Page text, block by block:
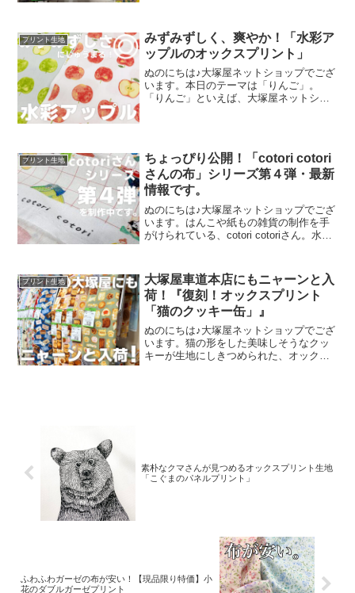
客さまにご来場いただきましたことを御
礼申し上
プリント生地
みずみずしく、爽やか！「水彩ア
ップルのオックスプリント」
ぬのにちは♪大塚屋ネットショップでござ
います。本日のテーマは「りんご」。
「りんご」といえば、大塚屋ネットショ
のオックスプリント」です
プリント生地
ちょっぴり公開！「cotori cotori
さんの布」シリーズ第４弾・最新
情報です。
ぬのにちは♪大塚屋ネットショップでござ
います。はんこや紙もの雑貨の制作を手
がけられている、cotori cotoriさん。水彩
開されています。cotori cotori
プリント生地
大塚屋車道本店にもニャーンと入
荷！『復刻！オックスプリント
「猫のクッキー缶」』
ぬのにちは♪大塚屋ネットショップでござ
います。猫の形をした美味しそうなクッ
キーが生地にしきつめられた、オックス
素朴なクマさんが見つめるオックスプリント生地
「こぐまのパネルプリント」
ふわふわガーゼの布が安い！【現品限り特価】小
花のダブルガーゼプリント